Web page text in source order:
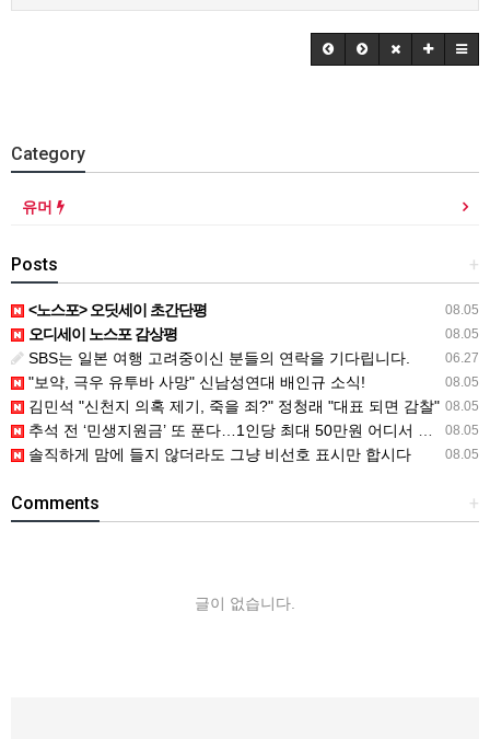
Category
유머
+
Posts
08.05
<노스포> 오딧세이 초간단평
08.05
오디세이 노스포 감상평
06.27
SBS는 일본 여행 고려중이신 분들의 연락을 기다립니다.
08.05
"보약, 극우 유투바 사망" 신남성연대 배인규 소식!
08.05
김민석 "신천지 의혹 제기, 죽을 죄?" 정청래 "대표 되면 감찰"
08.05
추석 전 ‘민생지원금’ 또 푼다…1인당 최대 50만원 어디서 받나
08.05
솔직하게 맘에 들지 않더라도 그냥 비선호 표시만 합시다
+
Comments
글이 없습니다.